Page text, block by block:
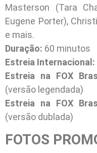
Masterson (Tara
Eugene Porter),
e mais.
Duração: 60 minutos
Estreia Internacional:
Estreia na FOX
(versão legendada)
Estreia na FOX
(versão dublada)
FOTOS